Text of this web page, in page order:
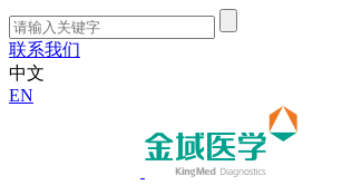
联系我们
中文
EN